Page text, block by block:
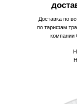
Доставка по
по тарифам
компании